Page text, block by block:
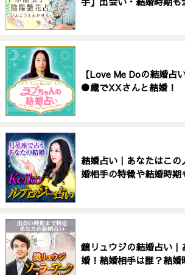
【Love Me Doの結婚占
●歳でXXさんと結婚！
結婚占い｜あなたはこ
婚相手の特徴や結婚時期
鏡リュウジの結婚占い
婚！結婚相手は誰？結婚